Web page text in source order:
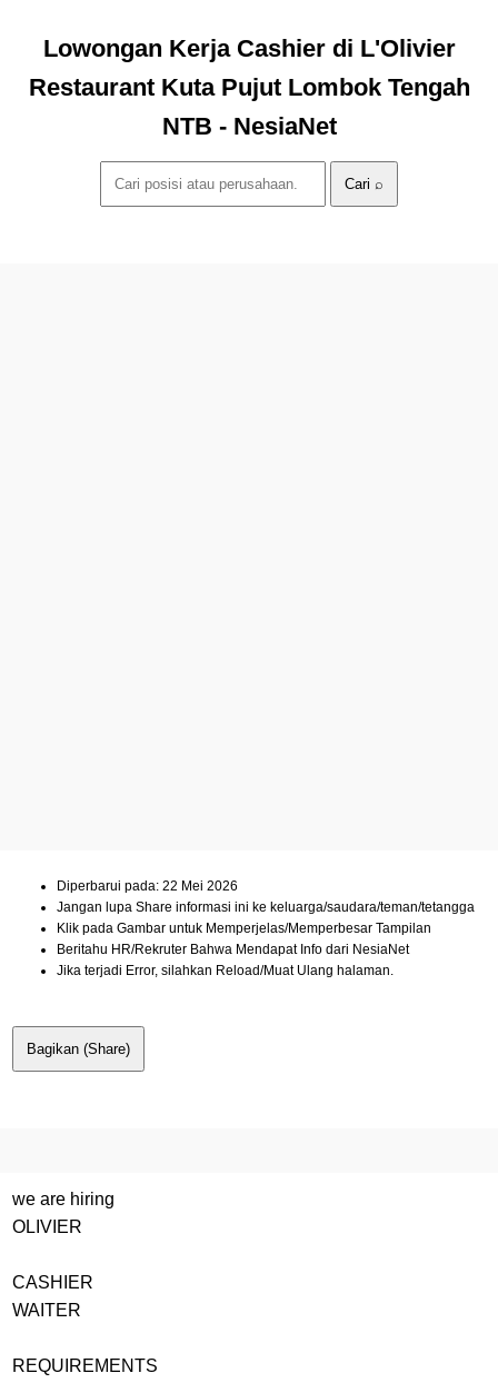
Lowongan Kerja Cashier di L'Olivier
Restaurant Kuta Pujut Lombok Tengah
NTB - NesiaNet
Cari ⌕
Diperbarui pada: 22 Mei 2026
Jangan lupa Share informasi ini ke keluarga/saudara/teman/tetangga
Klik pada Gambar untuk Memperjelas/Memperbesar Tampilan
Beritahu HR/Rekruter Bahwa Mendapat Info dari NesiaNet
Jika terjadi Error, silahkan Reload/Muat Ulang halaman.
Bagikan (Share)
we are hiring
OLIVIER
CASHIER
WAITER
REQUIREMENTS